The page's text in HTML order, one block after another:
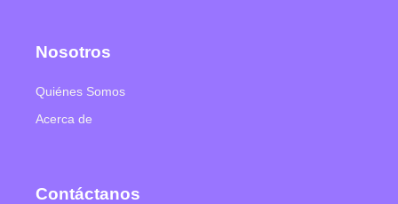
Nosotros
Quiénes Somos
Acerca de
Contáctanos